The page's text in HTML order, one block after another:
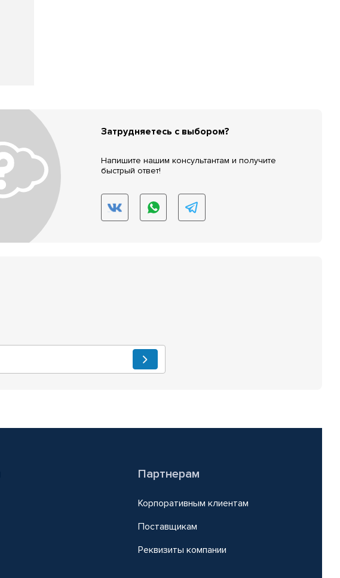
Затрудняетесь с выбором?
Напишите нашим консультантам и получите
быстрый ответ!
Партнерам
Корпоративным клиентам
Поставщикам
Реквизиты компании